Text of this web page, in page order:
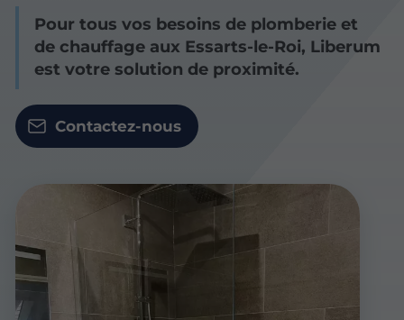
Pour tous vos besoins de plomberie et
de chauffage aux Essarts-le-Roi, Liberum
est votre solution de proximité.
Contactez-nous